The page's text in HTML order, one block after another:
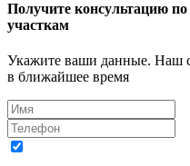
Получите консультацию
участкам
Укажите ваши данные. Наш
в ближайшее время